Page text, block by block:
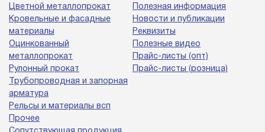
Цветной металлопрокат
Кровельные и фасадные
материалы
Оцинкованный
металлопрокат
Рулонный прокат
Трубопроводная и запорная
арматура
Рельсы и материалы всп
Прочее
Полезная информация
Новости и публикации
Реквизиты
Полезные видео
Прайс-листы (опт)
Прайс-листы (розница)